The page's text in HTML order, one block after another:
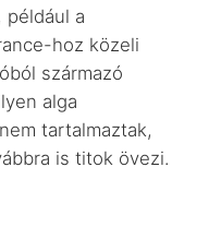
például a
hoz közeli
származó
alga
tartalmaztak,
is titok övezi.